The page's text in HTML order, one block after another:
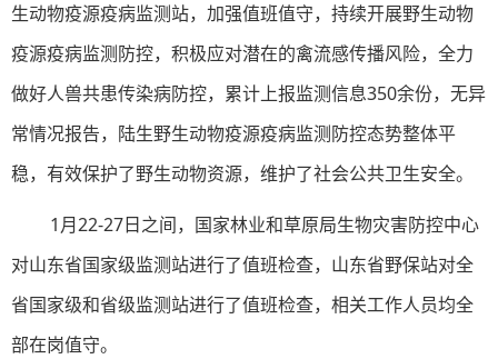
生动物疫源疫病监测站，加强值班值守，持续开展野生动物
疫源疫病监测防控，积极应对潜在的禽流感传播风险，全力
做好人兽共患传染病防控，累计上报监测信息350余份，无异
常情况报告，陆生野生动物疫源疫病监测防控态势整体平
稳，有效保护了野生动物资源，维护了社会公共卫生安全。
1月22-27日之间，国家林业和草原局生物灾害防控中心
对山东省国家级监测站进行了值班检查，山东省野保站对全
省国家级和省级监测站进行了值班检查，相关工作人员均全
部在岗值守。